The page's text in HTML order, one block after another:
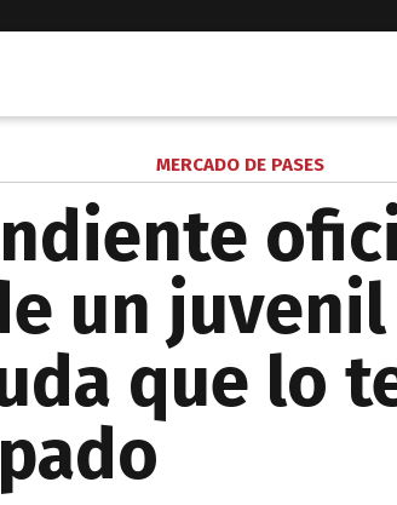
MERCADO DE PASES
un
que lo